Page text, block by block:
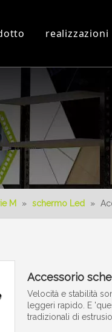
Laboratorio ed
Video 3D
realizzazioni
Nuovo prodotto
M » schermo Led »
Accessorio
Velocità e stabilità
leggeri rapido. E
tradizionali di